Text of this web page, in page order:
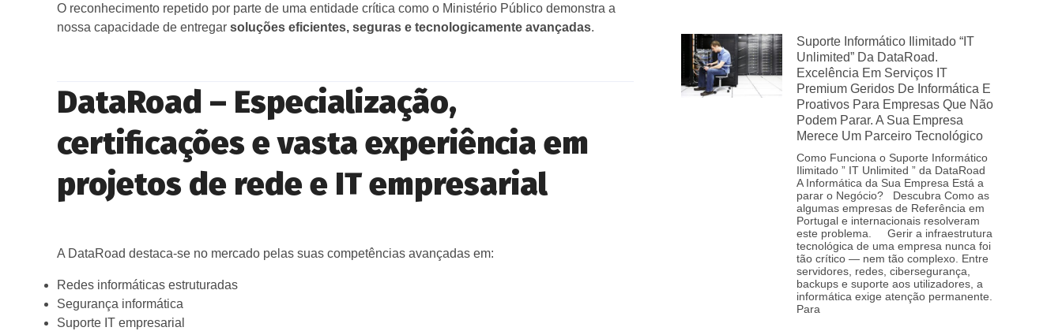
O reconhecimento repetido por parte de uma entidade crítica como o Ministério Público demonstra a
nossa capacidade de entregar soluções eficientes, seguras e tecnologicamente avançadas.
DataRoad – Especialização,
certificações e vasta experiência em
projetos de rede e IT empresarial
A DataRoad destaca-se no mercado pelas suas competências avançadas em:
Redes informáticas estruturadas
Segurança informática
Suporte IT empresarial
Suporte Informático Ilimitado “IT
Unlimited” Da DataRoad.
Excelência Em Serviços IT
Premium Geridos De Informática E
Proativos Para Empresas Que Não
Podem Parar. A Sua Empresa
Merece Um Parceiro Tecnológico
Como Funciona o Suporte Informático
Ilimitado ” IT Unlimited ” da DataRoad
A Informática da Sua Empresa Está a
parar o Negócio? Descubra Como as
algumas empresas de Referência em
Portugal e internacionais resolveram
este problema. Gerir a infraestrutura
tecnológica de uma empresa nunca foi
tão crítico — nem tão complexo. Entre
servidores, redes, cibersegurança,
backups e suporte aos utilizadores, a
informática exige atenção permanente.
Para